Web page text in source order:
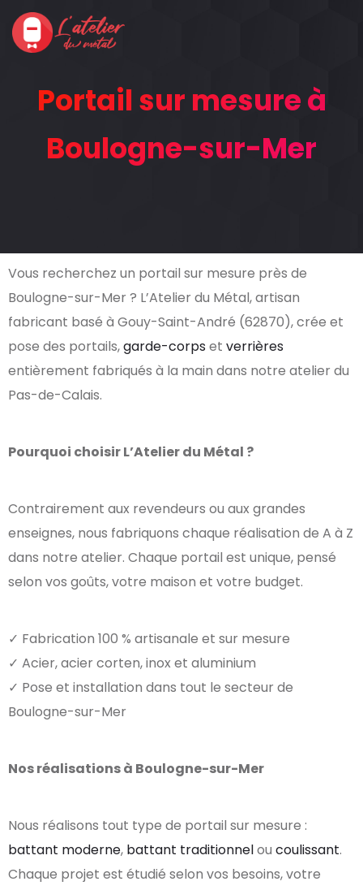
Portail sur mesure à
Boulogne-sur-Mer
Vous recherchez un portail sur mesure près de
Boulogne-sur-Mer ? L’Atelier du Métal, artisan
fabricant basé à Gouy-Saint-André (62870), crée et
pose des portails,garde-corps et verrières
entièrement fabriqués à la main dans notre atelier du
Pas-de-Calais.
Pourquoi choisir L’Atelier du Métal ?
Contrairement aux revendeurs ou aux grandes
enseignes, nous fabriquons chaque réalisation de A à Z
dans notre atelier. Chaque portail est unique, pensé
selon vos goûts, votre maison et votre budget.
✓ Fabrication 100 % artisanale et sur mesure
✓ Acier, acier corten, inox et aluminium
✓ Pose et installation dans tout le secteur de
Boulogne-sur-Mer
Nos réalisations à Boulogne-sur-Mer
Nous réalisons tout type de portail sur mesure :
battant moderne, battant traditionnelou coulissant.
Chaque projet est étudié selon vos besoins, votre